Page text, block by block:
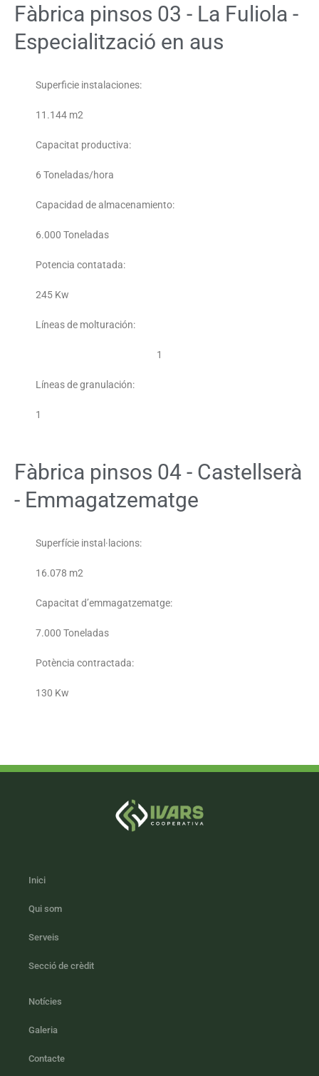
Fàbrica pinsos 03 - La Fuliola -
Especialització en aus
Superficie instalaciones:
11.144 m2
Capacitat productiva:
6 Toneladas/hora
Capacidad de almacenamiento:
6.000 Toneladas
Potencia contatada:
245 Kw
Líneas de molturación:
1
Líneas de granulación:
1
Fàbrica pinsos 04 - Castellserà
- Emmagatzematge
Superfície instal·lacions:
16.078 m2
Capacitat d’emmagatzematge:
7.000 Toneladas
Potència contractada:
130 Kw
Inici
Qui som
Serveis
Secció de crèdit
Notícies
Galeria
Contacte